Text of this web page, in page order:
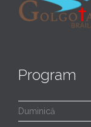
Program
Duminică